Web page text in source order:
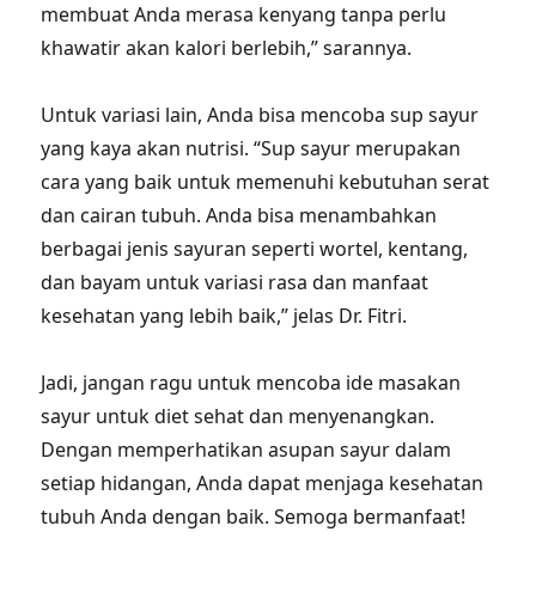
membuat Anda merasa kenyang tanpa perlu
khawatir akan kalori berlebih,” sarannya.
Untuk variasi lain, Anda bisa mencoba sup sayur
yang kaya akan nutrisi. “Sup sayur merupakan
cara yang baik untuk memenuhi kebutuhan serat
dan cairan tubuh. Anda bisa menambahkan
berbagai jenis sayuran seperti wortel, kentang,
dan bayam untuk variasi rasa dan manfaat
kesehatan yang lebih baik,” jelas Dr. Fitri.
Jadi, jangan ragu untuk mencoba ide masakan
sayur untuk diet sehat dan menyenangkan.
Dengan memperhatikan asupan sayur dalam
setiap hidangan, Anda dapat menjaga kesehatan
tubuh Anda dengan baik. Semoga bermanfaat!